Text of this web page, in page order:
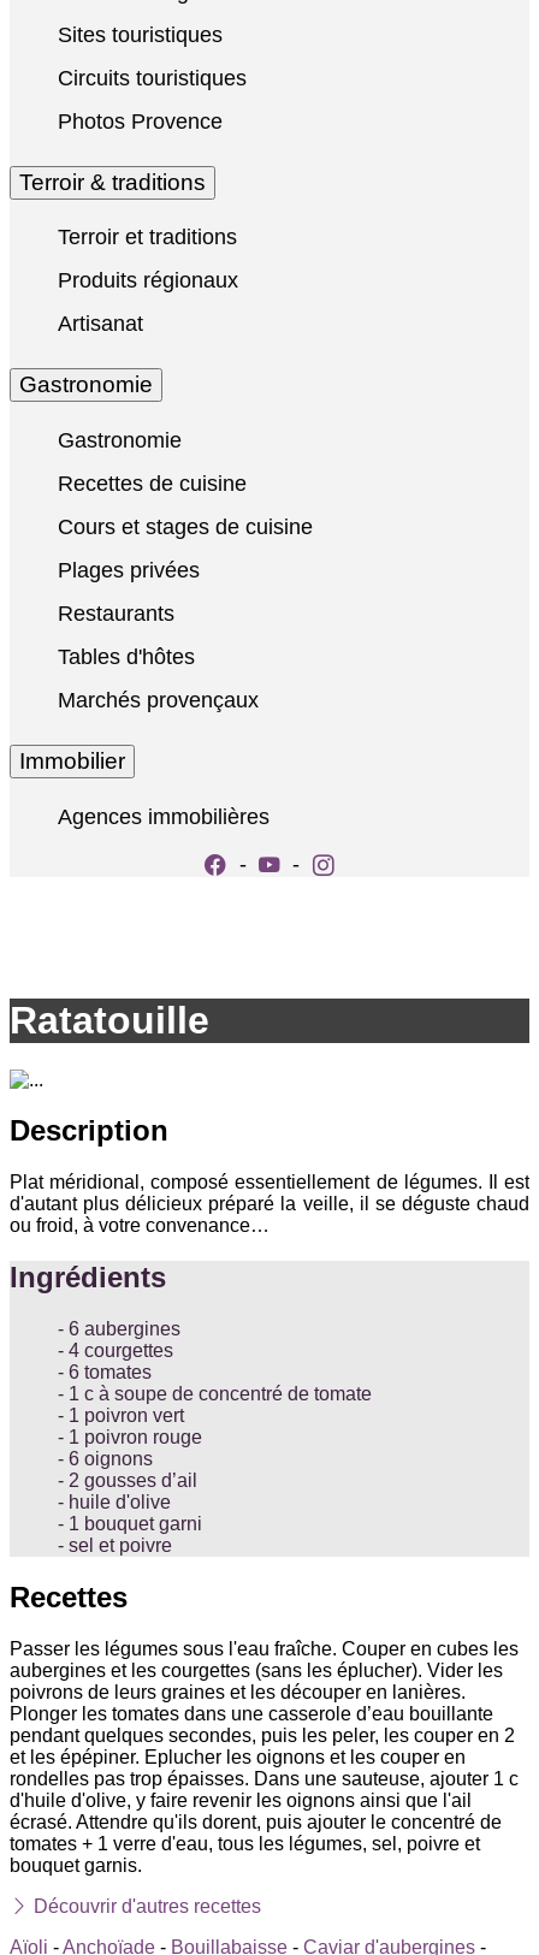
Sites touristiques
Circuits touristiques
Photos Provence
Terroir & traditions
Terroir et traditions
Produits régionaux
Artisanat
Gastronomie
Gastronomie
Recettes de cuisine
Cours et stages de cuisine
Plages privées
Restaurants
Tables d'hôtes
Marchés provençaux
Immobilier
Agences immobilières
-
-
Ratatouille
Description
Plat méridional, composé essentiellement de légumes. Il est
d'autant plus délicieux préparé la veille, il se déguste chaud
ou froid, à votre convenance…
Ingrédients
6 aubergines
4 courgettes
6 tomates
1 c à soupe de concentré de tomate
1 poivron vert
1 poivron rouge
6 oignons
2 gousses d’ail
huile d'olive
1 bouquet garni
sel et poivre
Recettes
Passer les légumes sous l'eau fraîche. Couper en cubes les
aubergines et les courgettes (sans les éplucher). Vider les
poivrons de leurs graines et les découper en lanières.
Plonger les tomates dans une casserole d’eau bouillante
pendant quelques secondes, puis les peler, les couper en 2
et les épépiner. Eplucher les oignons et les couper en
rondelles pas trop épaisses. Dans une sauteuse, ajouter 1 c
d'huile d'olive, y faire revenir les oignons ainsi que l'ail
écrasé. Attendre qu'ils dorent, puis ajouter le concentré de
tomates + 1 verre d'eau, tous les légumes, sel, poivre et
bouquet garnis.
Découvrir d'autres recettes
Aïoli -Anchoïade - Bouillabaisse - Caviar d'aubergines -